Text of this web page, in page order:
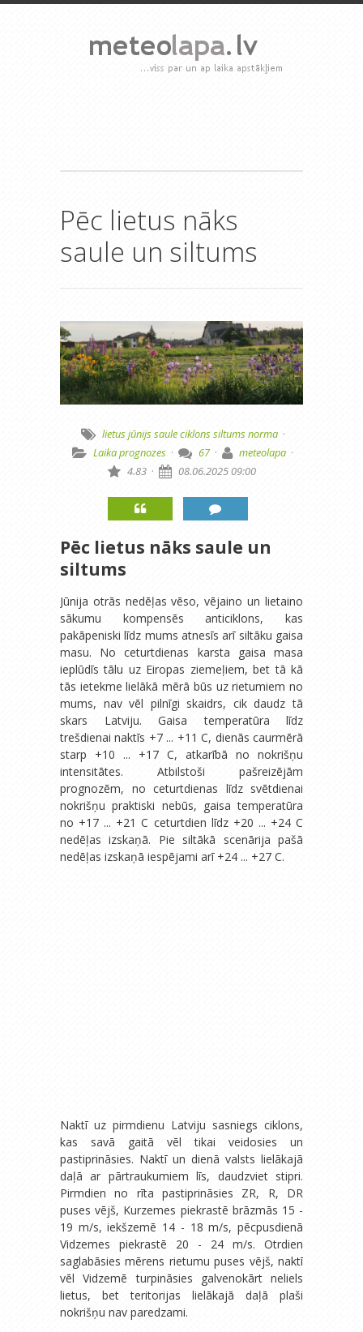
Pēc lietus nāks
saule un siltums
lietusjūnijssauleciklons siltums norma ·
Laika prognozes · 67 · meteolapa ·
4.83 · 08.06.2025 09:00
Pēc lietus nāks saule un
siltums
Jūnija otrās nedēļas vēso, vējaino un lietaino
sākumu kompensēs anticiklons, kas
pakāpeniski līdz mums atnesīs arī siltāku gaisa
masu. No ceturtdienas karsta gaisa masa
ieplūdīs tālu uz Eiropas ziemeļiem, bet tā kā
tās ietekme lielākā mērā būs uz rietumiem no
mums, nav vēl pilnīgi skaidrs, cik daudz tā
skars Latviju. Gaisa temperatūra līdz
trešdienai naktīs +7 ... +11 C, dienās caurmērā
starp +10 ... +17 C, atkarībā no nokrišņu
intensitātes. Atbilstoši pašreizējām
prognozēm, no ceturtdienas līdz svētdienai
nokrišņu praktiski nebūs, gaisa temperatūra
no +17 ... +21 C ceturtdien līdz +20 ... +24 C
nedēļas izskaņā. Pie siltākā scenārija pašā
nedēļas izskaņā iespējami arī +24 ... +27 C.
Naktī uz pirmdienu Latviju sasniegs ciklons,
kas savā gaitā vēl tikai veidosies un
pastiprināsies. Naktī un dienā valsts lielākajā
daļā ar pārtraukumiem līs, daudzviet stipri.
Pirmdien no rīta pastiprināsies ZR, R, DR
puses vējš, Kurzemes piekrastē brāzmās 15 -
19 m/s, iekšzemē 14 - 18 m/s, pēcpusdienā
Vidzemes piekrastē 20 - 24 m/s. Otrdien
saglabāsies mērens rietumu puses vējš, naktī
vēl Vidzemē turpināsies galvenokārt neliels
lietus, bet teritorijas lielākajā daļā plaši
nokrišņu nav paredzami.